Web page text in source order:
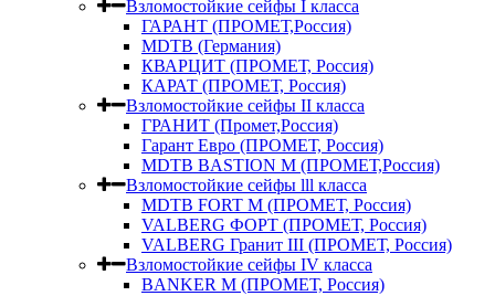
Взломостойкие сейфы I класса
ГАРАНТ (ПРОМЕТ,Россия)
MDTB (Германия)
КВАРЦИТ (ПРОМЕТ, Россия)
КАРАТ (ПРОМЕТ, Россия)
Взломостойкие сейфы II класса
ГРАНИТ (Промет,Россия)
Гарант Евро (ПРОМЕТ, Россия)
MDTB BASTION M (ПРОМЕТ,Россия)
Взломостойкие сейфы lll класса
MDTB FORT M (ПРОМЕТ, Россия)
VALBERG ФОРТ (ПРОМЕТ, Россия)
VALBERG Гранит III (ПРОМЕТ, Россия)
Взломостойкие сейфы IV класса
BANKER M (ПРОМЕТ, Россия)